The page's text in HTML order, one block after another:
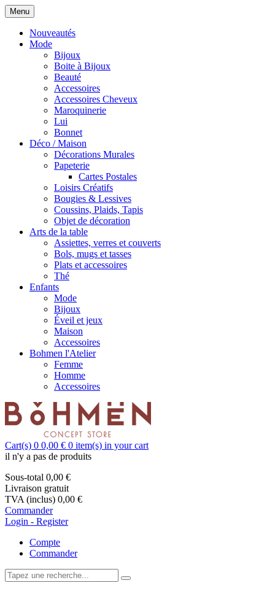
Menu
Nouveautés
Mode
Bijoux
Boite à Bijoux
Beauté
Accessoires
Accessoires Cheveux
Maroquinerie
Lui
Bonnet
Déco / Maison
Décorations Murales
Papeterie
Cartes Postales
Loisirs Créatifs
Bougies & Lessives
Coussins, Plaids, Tapis
Objet de décoration
Arts de la table
Assiettes, verres et couverts
Bols, mugs et tasses
Plats et accessoires
Thé
Enfants
Mode
Bijoux
Éveil et jeux
Maison
Accessoires
Bohmen l'Atelier
Femme
Homme
Accessoires
Cart(s) 0 0,00 € 0 item(s) in your cart
il n'y a pas de produits
Sous-total 0,00 €
Livraison gratuit
TVA (inclus) 0,00 €
Commander
Login - Register
Compte
Commander